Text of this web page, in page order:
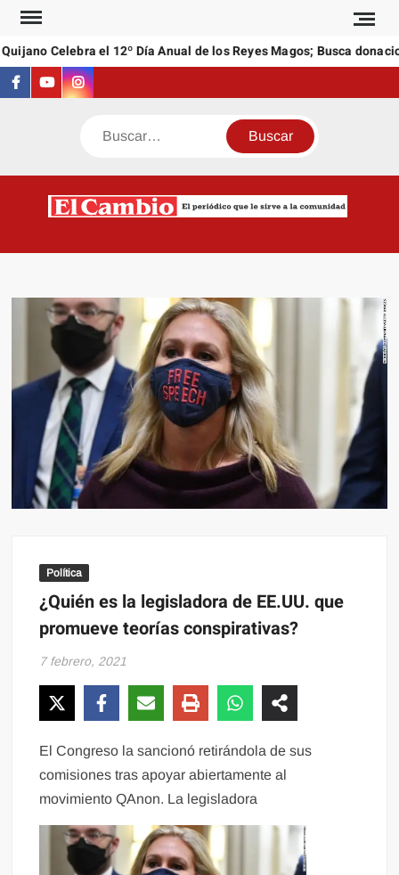
Saltar
contenidoCelebra el 12º Día Anual de los Reyes Magos; Busca
Facebook
YoutubeInstagram
Buscar
Política
¿Quién es la legisladora de EE.UU. que
promueve teorías conspirativas?
7 febrero, 2021
El Congreso la sancionó retirándola de sus
comisiones tras apoyar abiertamente al
movimiento QAnon. La legisladora